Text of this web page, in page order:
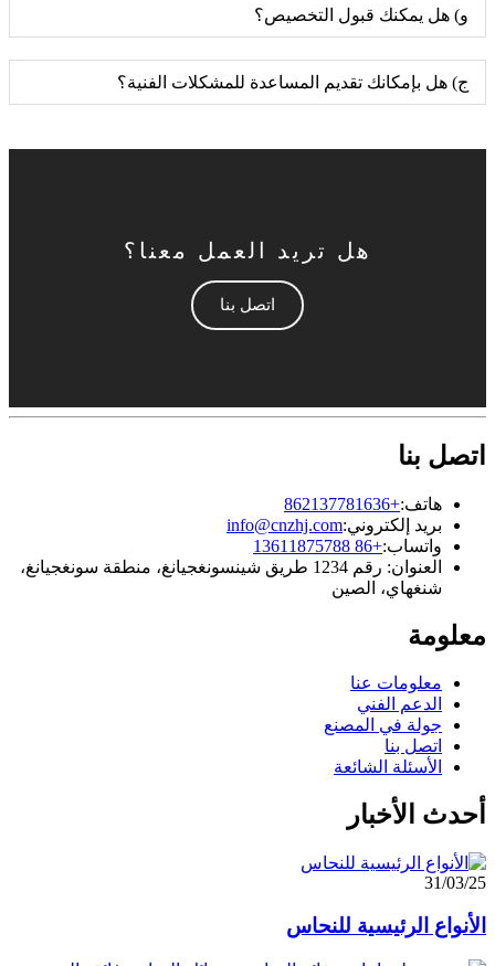
و) هل يمكنك قبول التخصيص؟
ج) هل بإمكانك تقديم المساعدة للمشكلات الفنية؟
هل تريد العمل معنا؟
اتصل بنا
اتصل بنا
هاتف:+862137781636
بريد إلكتروني:info@cnzhj.com
واتساب:+86 13611875788
العنوان: رقم 1234 طريق شينسونغجيانغ، منطقة سونغجيانغ،
شنغهاي، الصين
معلومة
معلومات عنا
الدعم الفني
جولة في المصنع
اتصل بنا
الأسئلة الشائعة
أحدث الأخبار
31/03/25
الأنواع الرئيسية للنحاس